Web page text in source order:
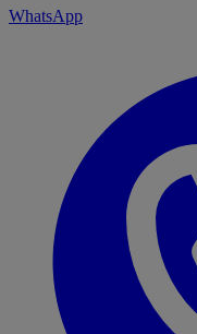
WhatsApp